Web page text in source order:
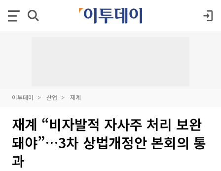
이투데이 산업 재계
재계 “비자발적 자사주 처리 보완
돼야”…3차 상법개정안 본회의 통
과